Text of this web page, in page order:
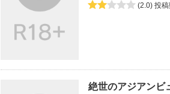
(2.0) 投
絶世のアジアンビ